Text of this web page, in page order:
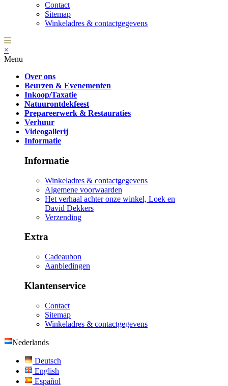
Contact
Sitemap
Winkeladres & contactgegevens
×
Menu
Over ons
Beurzen & Evenementen
Inkoop/Taxatie
Natuurontdekfeest
Prepareerwerk & Restauraties
Verhuur
Videogallerij
Informatie
Informatie
Winkeladres & contactgegevens
Algemene voorwaarden
Het verhaal achter onze winkel, Loek en
David Dekkers
Verzending
Extra
Cadeaubon
Aanbiedingen
Klantenservice
Contact
Sitemap
Winkeladres & contactgegevens
Nederlands
Deutsch
English
Español